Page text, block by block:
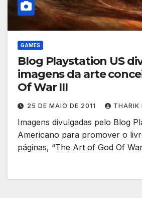
GAMES
Blog Playstation US
imagens da arte
Of War III
25 DE MAIO DE 2011 THARIK
Imagens divulgadas pelo Blog
Americano para promover o
páginas, “The Art of God Of